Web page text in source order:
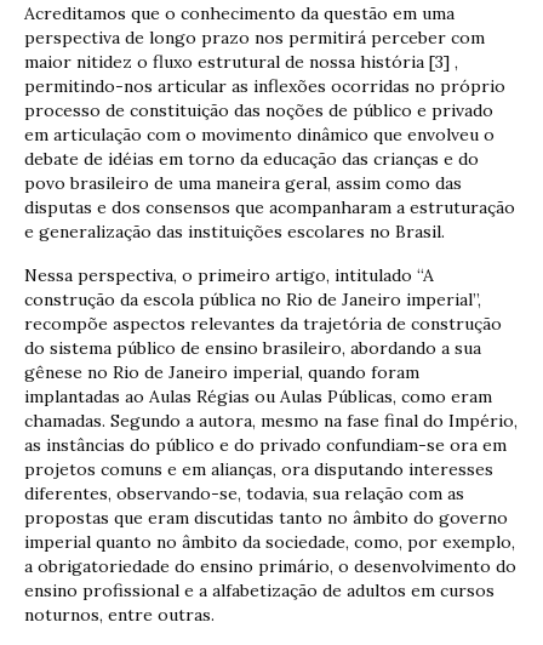
Acreditamos que o conhecimento da questão em uma
perspectiva de longo prazo nos permitirá perceber com
maior nitidez o fluxo estrutural de nossa história [3] ,
permitindo-nos articular as inflexões ocorridas no próprio
processo de constituição das noções de público e privado
em articulação com o movimento dinâmico que envolveu o
debate de idéias em torno da educação das crianças e do
povo brasileiro de uma maneira geral, assim como das
disputas e dos consensos que acompanharam a estruturação
e generalização das instituições escolares no Brasil.
Nessa perspectiva, o primeiro artigo, intitulado “A
construção da escola pública no Rio de Janeiro imperial”,
recompõe aspectos relevantes da trajetória de construção
do sistema público de ensino brasileiro, abordando a sua
gênese no Rio de Janeiro imperial, quando foram
implantadas ao Aulas Régias ou Aulas Públicas, como eram
chamadas. Segundo a autora, mesmo na fase final do Império,
as instâncias do público e do privado confundiam-se ora em
projetos comuns e em alianças, ora disputando interesses
diferentes, observando-se, todavia, sua relação com as
propostas que eram discutidas tanto no âmbito do governo
imperial quanto no âmbito da sociedade, como, por exemplo,
a obrigatoriedade do ensino primário, o desenvolvimento do
ensino profissional e a alfabetização de adultos em cursos
noturnos, entre outras.